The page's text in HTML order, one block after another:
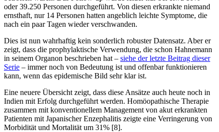
oder 39.250 Personen durchgeführt. Von diesen erkrankte niemand
ernsthaft, nur 14 Personen hatten angeblich leichte Symptome, die
nach ein paar Tagen wieder verschwanden.
Dies ist nun wahrhaftig kein sonderlich robuster Datensatz. Aber er
zeigt, dass die prophylaktische Verwendung, die schon Hahnemann
in seinem Organon beschrieben hat – siehe der letzte Beitrag dieser
Serie – immer noch von Bedeutung ist und offenbar funktionieren
kann, wenn das epidemische Bild sehr klar ist.
Eine neuere Übersicht zeigt, dass diese Ansätze auch heute noch in
Indien mit Erfolg durchgeführt werden. Homöopathische Therapie
zusammen mit konventionellem Management von akut erkrankten
Patienten mit Japanischer Enzephalitis zeigte eine Verringerung von
Morbidität und Mortalität um 31% [8].